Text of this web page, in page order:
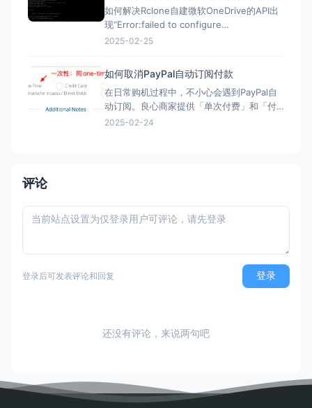
如何解决Rclone自建微软OneDrive的API出
现“Error:failed to configure
OneDrive:empty token found”错误？ 在
配置config_token ▼ Option config_t
2025-02-25
如何取消PayPal自动订阅付款
在日常购机过程中，不小心会遇到PayPal自
动订阅。良心商家提供「单次付费」和「付
费订阅」两类选项。但现在良心商家日渐变
2025-02-24
评论
登录后可发表评论和回复 登录
还没有评论，来说两句吧